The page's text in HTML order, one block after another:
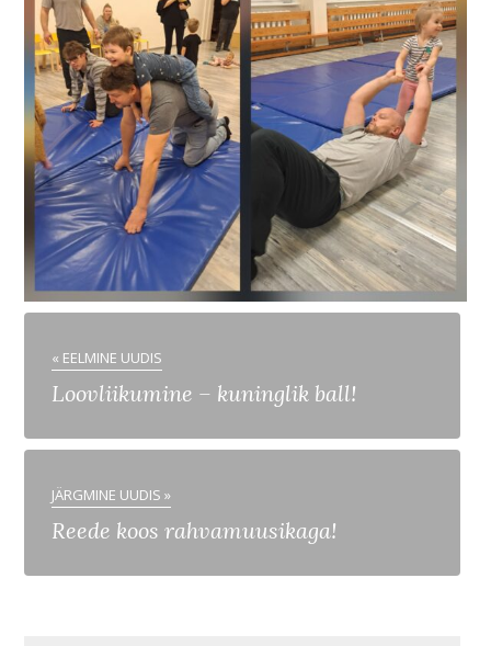
« EELMINE UUDIS
Loovliikumine – kuninglik ball!
JÄRGMINE UUDIS »
Reede koos rahvamuusikaga!